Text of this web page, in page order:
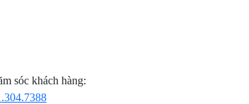
sóc khách hàng: